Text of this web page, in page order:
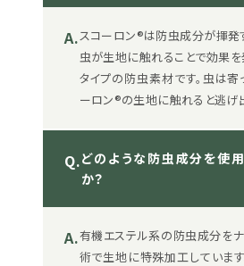
A.スコーロン®は防虫成分が揮発
虫が生地に触れることで効果
タイプの防虫素材です。虫は寄
ーロン®の生地に触れると逃げ
Q.どのような防虫成分を使
か？
A.有機エステル系の防虫成分を
術で生地に特殊加工していま